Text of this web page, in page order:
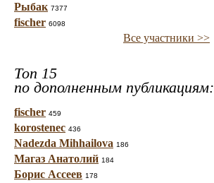
Рыбак 7377
fischer 6098
Все участники >>
Топ 15
по дополненным публикациям:
fischer 459
korostenec 436
Nadezda Mihhailova 186
Магаз Анатолий 184
Борис Ассеев 178